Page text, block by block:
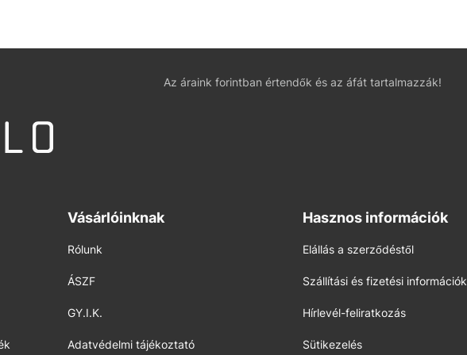
Az áraink forintban értendők és az áfát tartalmazzák!
Vásárlóinknak
Rólunk
ÁSZF
GY.I.K.
Adatvédelmi tájékoztató
Hasznos információk
Elállás a szerződéstől
Szállítási és fizetési információk
Hírlevél-feliratkozás
Sütikezelés